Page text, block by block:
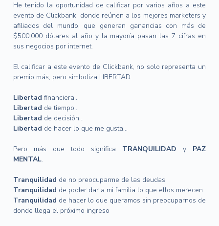
He tenido la oportunidad de calificar por varios años a este
evento de Clickbank, donde reúnen a los mejores marketers y
afiliados del mundo, que generan ganancias con más de
$500,000 dólares al año y la mayoría pasan las 7 cifras en
sus negocios por internet.
El calificar a este evento de Clickbank, no solo representa un
premio más, pero simboliza LIBERTAD.
Libertad financiera…
Libertad de tiempo…
Libertad de decisión…
Libertad de hacer lo que me gusta…
Pero más que todo significa TRANQUILIDAD y PAZ
MENTAL.
Tranquilidad de no preocuparme de las deudas
Tranquilidad de poder dar a mi familia lo que ellos merecen
Tranquilidad de hacer lo que queramos sin preocuparnos de
donde llega el próximo ingreso